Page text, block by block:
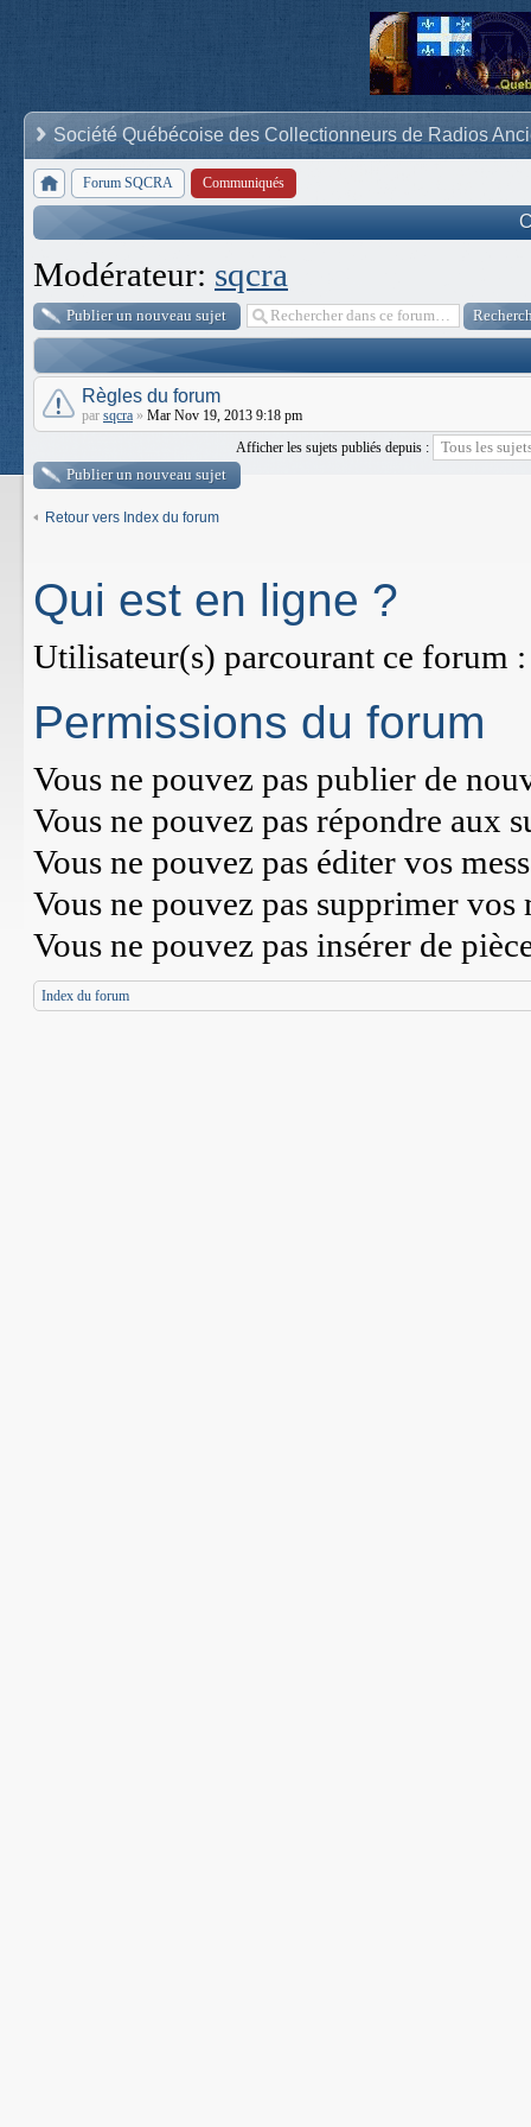
Société Québécoise des Collectionneurs de Radios
Forum SQCRA Communiqués
Modérateur: sqcra
Publier un nouveau sujet
Règles du forum
par sqcra » Mar Nov 19, 2013 9:18 pm
Afficher les sujets publiés depuis :
Publier un nouveau sujet
Retour vers Index du forum
Qui est en ligne ?
Utilisateur(s) parcourant ce forum
Permissions du forum
Vous ne pouvez pas publier de
Vous ne pouvez pas répondre aux
Vous ne pouvez pas éditer vos
Vous ne pouvez pas supprimer vos
Vous ne pouvez pas insérer de
Index du forum